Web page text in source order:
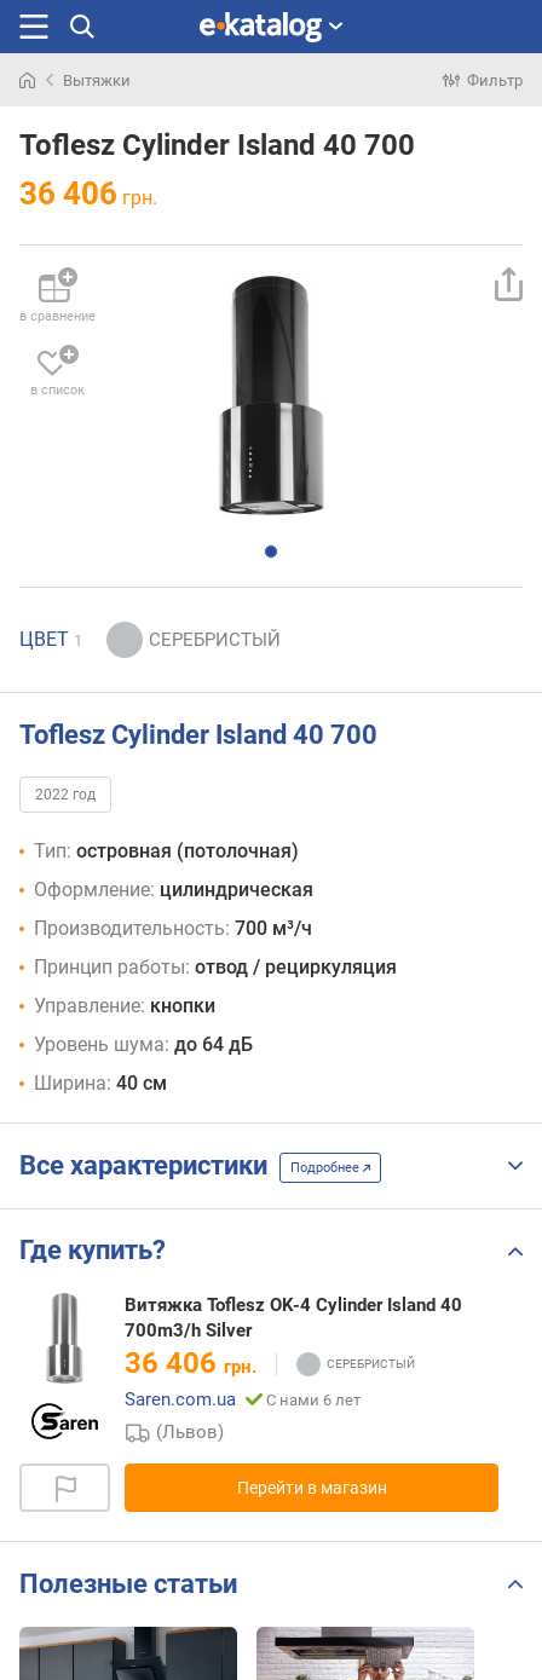
раньше
Вытяжки Фильтр
Toflesz Cylinder Island 40 700
36 406 грн.
в сравнение
в список
ЦВЕТ 1
Toflesz Cylinder Island 40 700
2022 год
Тип: островная (потолочная)
Оформление: цилиндрическая
Производительность: 700 м³/ч
Принцип работы: отвод / рециркуляция
Управление: кнопки
Уровень шума: до 64 дБ
Ширина: 40 см
Все характеристики Подробнее
Где купить?
Витяжка Toflesz OK-4 Cylinder Island 40
700m3/h Silver
36 406 грн.
Saren.com.ua
С нами 6 лет
(Львов)
Перейти в магазин
Полезные статьи